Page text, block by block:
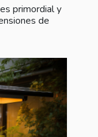
primordial y
de